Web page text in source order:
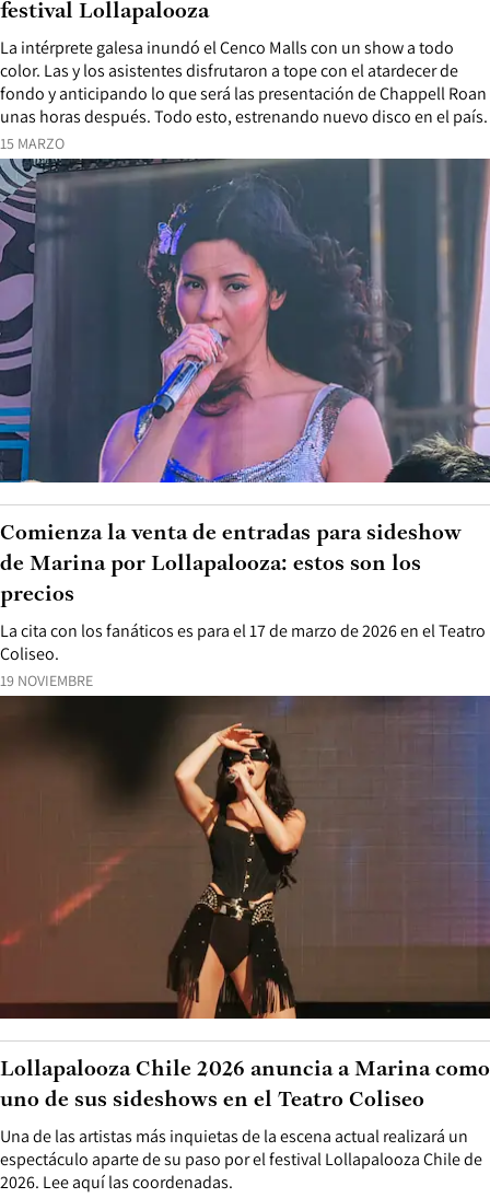
15 MARZO
La intérprete galesa inundó el Cenco Malls con un show a todo
color. Las y los asistentes disfrutaron a tope con el atardecer de
fondo y anticipando lo que será las presentación de Chappell Roan
unas horas después. Todo esto, estrenando nuevo disco en el país.
festival Lollapalooza
19 NOVIEMBRE
La cita con los fanáticos es para el 17 de marzo de 2026 en el Teatro
Coliseo.
Comienza la venta de entradas para sideshow
de Marina por Lollapalooza: estos son los
precios
Una de las artistas más inquietas de la escena actual realizará un
espectáculo aparte de su paso por el festival Lollapalooza Chile de
2026. Lee aquí las coordenadas.
Lollapalooza Chile 2026 anuncia a Marina como
uno de sus sideshows en el Teatro Coliseo